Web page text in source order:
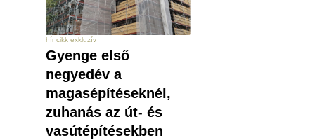
hír cikk exkluzív
Gyenge első
negyedév a
magasépítéseknél,
zuhanás az út- és
vasútépítésekben